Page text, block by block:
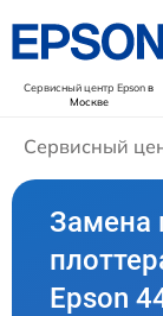
Сервисный центр Epsonв
Москве
Сервисный
Замена
Epson